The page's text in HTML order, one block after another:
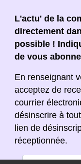
L'actu' de la
directement
possible !
de vous
En renseignant
acceptez de
courrier
désinscrire à
lien de
réceptionnée.